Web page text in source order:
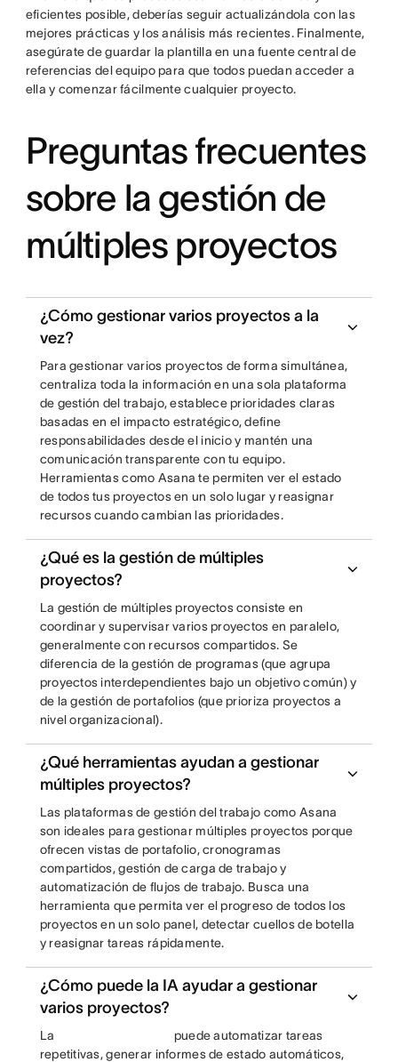
eficientes posible, deberías seguir actualizándola con las
mejores prácticas y los análisis más recientes. Finalmente,
asegúrate de guardar la plantilla en una fuente central de
referencias del equipo para que todos puedan acceder a
ella y comenzar fácilmente cualquier proyecto.
Preguntas frecuentes
sobre la gestión de
múltiples proyectos
¿Cómo gestionar varios proyectos a la
vez?
Para gestionar varios proyectos de forma simultánea,
centraliza toda la información en una sola plataforma
de gestión del trabajo, establece prioridades claras
basadas en el impacto estratégico, define
responsabilidades desde el inicio y mantén una
comunicación transparente con tu equipo.
Herramientas como Asana te permiten ver el estado
de todos tus proyectos en un solo lugar y reasignar
recursos cuando cambian las prioridades.
¿Qué es la gestión de múltiples
proyectos?
La gestión de múltiples proyectos consiste en
coordinar y supervisar varios proyectos en paralelo,
generalmente con recursos compartidos. Se
diferencia de la gestión de programas (que agrupa
proyectos interdependientes bajo un objetivo común) y
de la gestión de portafolios (que prioriza proyectos a
nivel organizacional).
¿Qué herramientas ayudan a gestionar
múltiples proyectos?
Las plataformas de gestión del trabajo como Asana
son ideales para gestionar múltiples proyectos porque
ofrecen vistas de portafolio, cronogramas
compartidos, gestión de carga de trabajo y
automatización de flujos de trabajo. Busca una
herramienta que permita ver el progreso de todos los
proyectos en un solo panel, detectar cuellos de botella
y reasignar tareas rápidamente.
¿Cómo puede la IA ayudar a gestionar
varios proyectos?
La
puede automatizar tareas
repetitivas, generar informes de estado automáticos,